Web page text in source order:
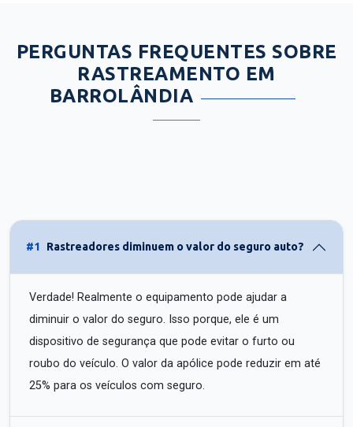
PERGUNTAS FREQUENTES SOBRE
RASTREAMENTO EM
BARROLÂNDIA
#1 Rastreadores diminuem o valor do seguro auto?
Verdade! Realmente o equipamento pode ajudar a
diminuir o valor do seguro. Isso porque, ele é um
dispositivo de segurança que pode evitar o furto ou
roubo do veículo. O valor da apólice pode reduzir em até
25% para os veículos com seguro.